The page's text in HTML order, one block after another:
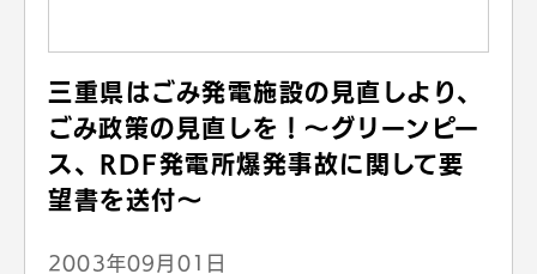
三重県はごみ発電施設の見直しより、
ごみ政策の見直しを！～グリーンピー
ス、RDF発電所爆発事故に関して要
望書を送付～
2003年09月01日